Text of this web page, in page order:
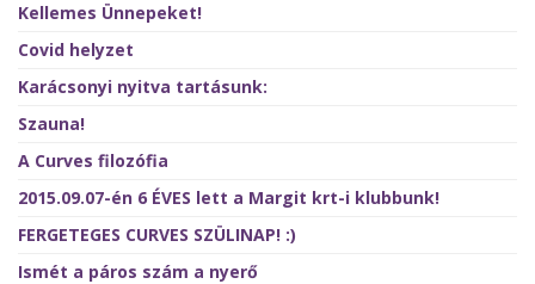
Kellemes Ünnepeket!
Covid helyzet
Karácsonyi nyitva tartásunk:
Szauna!
A Curves filozófia
2015.09.07-én 6 ÉVES lett a Margit krt-i klubbunk!
FERGETEGES CURVES SZÜLINAP! :)
Ismét a páros szám a nyerő